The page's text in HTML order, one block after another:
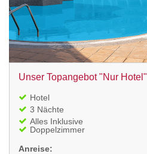
Unser Topangebot "Nur Hotel"
Hotel
3 Nächte
Alles Inklusive
Doppelzimmer
Anreise: